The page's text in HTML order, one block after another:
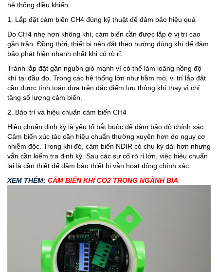
hệ thống điều khiển.
1. Lắp đặt cảm biến CH4 đúng kỹ thuật để đảm bảo hiệu quả
Do CH4 nhẹ hơn không khí, cảm biến cần được lắp ở vị trí cao
gần trần. Đồng thời, thiết bị nên đặt theo hướng dòng khí để đảm
bảo phát hiện nhanh nhất khi có rò rỉ.
Tránh lắp đặt gần nguồn gió mạnh vì có thể làm loãng nồng độ
khí tại đầu đo. Trong các hệ thống lớn như hầm mỏ, vị trí lắp đặt
cần được tính toán dựa trên đặc điểm lưu thông khí thay vì chỉ
tăng số lượng cảm biến.
2. Bảo trì và hiệu chuẩn cảm biến CH4
Hiệu chuẩn định kỳ là yếu tố bắt buộc để đảm bảo độ chính xác.
Cảm biến xúc tác cần hiệu chuẩn thường xuyên hơn do nguy cơ
nhiễm độc. Trong khi đó, cảm biến NDIR có chu kỳ dài hơn nhưng
vẫn cần kiểm tra định kỳ. Sau các sự cố rò rỉ lớn, việc hiệu chuẩn
lại là cần thiết để đảm bảo thiết bị vẫn hoạt động chính xác.
XEM THÊM: CẢM BIẾN KHÍ CO2 TRONG NGÀNH BIA